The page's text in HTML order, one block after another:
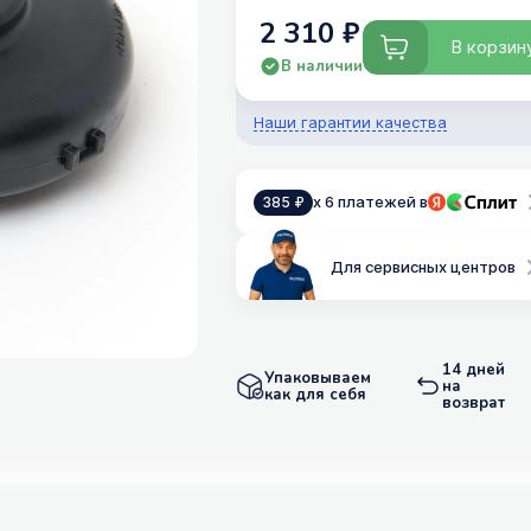
2 310 ₽
В наличии
В корзин
Наши гарантии качества
385 ₽ x 6 платежей в
Для сервисных центров
Упаковываем
как для себя
14 дней
на
возврат